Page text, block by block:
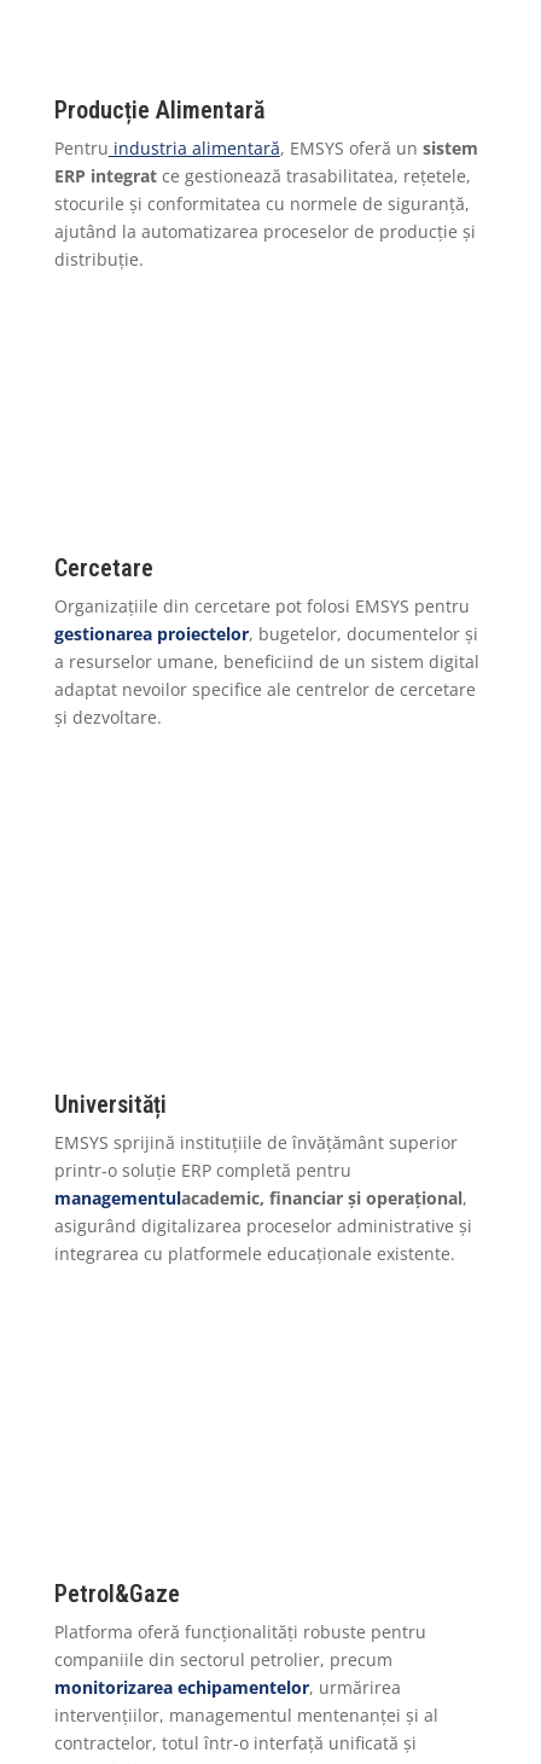
Producție Alimentară
Pentru industria alimentară, EMSYS oferă un sistem
ERP integrat ce gestionează trasabilitatea, rețetele,
stocurile și conformitatea cu normele de siguranță,
ajutând la automatizarea proceselor de producție și
distribuție.
Cercetare
Organizațiile din cercetare pot folosi EMSYS pentru
gestionarea proiectelor, bugetelor, documentelor și
a resurselor umane, beneficiind de un sistem digital
adaptat nevoilor specifice ale centrelor de cercetare
și dezvoltare.
Universități
EMSYS sprijină instituțiile de învățământ superior
printr-o soluție ERP completă pentru
managementulacademic, financiar și operațional,
asigurând digitalizarea proceselor administrative și
integrarea cu platformele educaționale existente.
Petrol&Gaze
Platforma oferă funcționalități robuste pentru
companiile din sectorul petrolier, precum
monitorizarea echipamentelor, urmărirea
intervențiilor, managementul mentenanței și al
contractelor, totul într-o interfață unificată și